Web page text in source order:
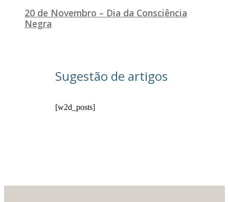
20 de Novembro – Dia da Consciência
Negra
Sugestão de artigos
[w2d_posts]